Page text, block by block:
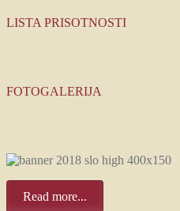
LISTA PRISOTNOSTI
FOTOGALERIJA
Read more...